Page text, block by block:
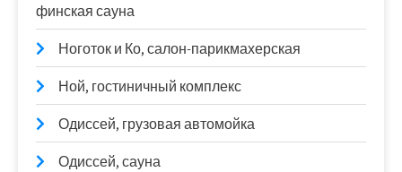
финская сауна
Ноготок и Ко, салон-парикмахерская
Ной, гостиничный комплекс
Одиссей, грузовая автомойка
Одиссей, сауна